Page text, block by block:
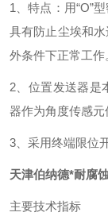
1、特点：用“O”
具有防止尘埃和
外条件下正常工作
2、位置发送器是
器作为角度传感元
3、采用终端限位
天津伯纳德*耐腐
主要技术指标